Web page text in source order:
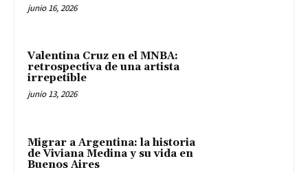
junio 16, 2026
Valentina Cruz en el MNBA:
retrospectiva de una artista
irrepetible
junio 13, 2026
Migrar a Argentina: la historia
de Viviana Medina y su vida en
Buenos Aires